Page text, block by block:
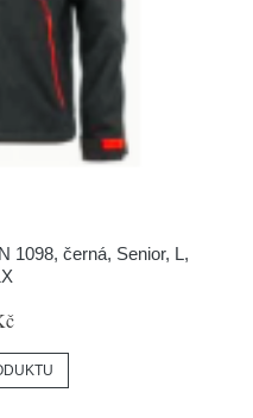
1098, černá, Senior, L,